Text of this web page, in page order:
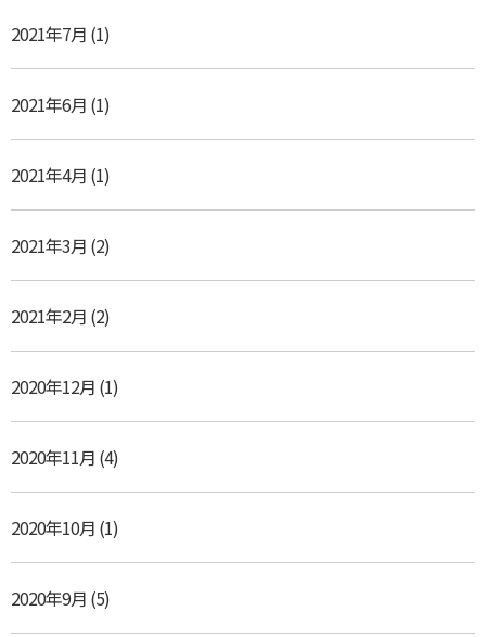
2021年7月 (1)
2021年6月 (1)
2021年4月 (1)
2021年3月 (2)
2021年2月 (2)
2020年12月 (1)
2020年11月 (4)
2020年10月 (1)
2020年9月 (5)